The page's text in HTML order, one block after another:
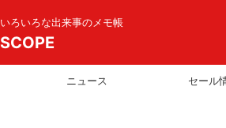
いろいろな出来事のメモ帳
SCOPE
ニュース セール